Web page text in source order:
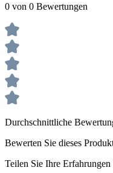
0 von 0 Bewertungen
Durchschnittliche
Bewerten Sie dieses
Teilen Sie Ihre